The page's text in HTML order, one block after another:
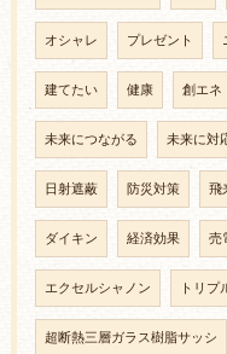
オシャレ プレゼント
建てたい 健康 創エネ
未来につながる 未来に対
日射遮蔽 防災対策 飛
ダイキン 経済効果 売
エクセルシャノン トリプ
超断熱三層ガラス樹脂サッシ